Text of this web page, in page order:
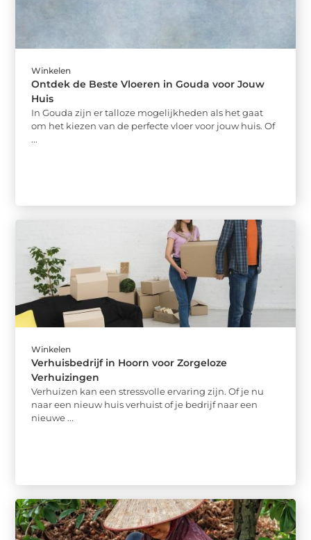
Winkelen
Ontdek de Beste Vloeren in Gouda voor Jouw
Huis
In Gouda zijn er talloze mogelijkheden als het gaat
om het kiezen van de perfecte vloer voor jouw huis. Of
...
Winkelen
Verhuisbedrijf in Hoorn voor Zorgeloze
Verhuizingen
Verhuizen kan een stressvolle ervaring zijn. Of je nu
naar een nieuw huis verhuist of je bedrijf naar een
nieuwe ...